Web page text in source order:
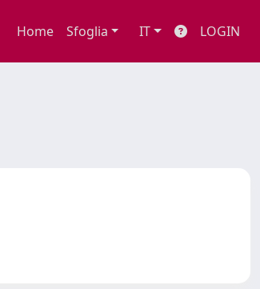
Home Sfoglia IT LOGIN